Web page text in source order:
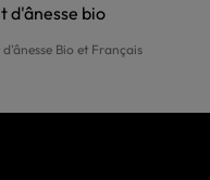
d'ânesse bio
Bio et Français